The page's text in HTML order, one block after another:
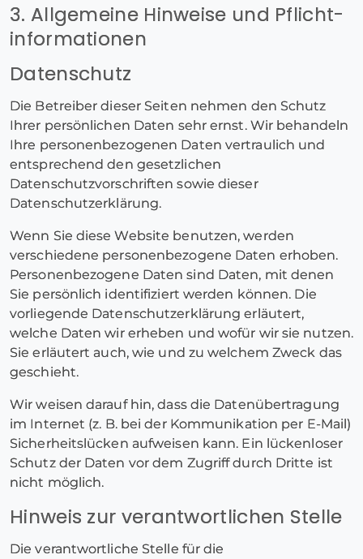
3. Allgemeine Hinweise und Pflicht­
informationen
Datenschutz
Die Betreiber dieser Seiten nehmen den Schutz
Ihrer persönlichen Daten sehr ernst. Wir behandeln
Ihre personenbezogenen Daten vertraulich und
entsprechend den gesetzlichen
Datenschutzvorschriften sowie dieser
Datenschutzerklärung.
Wenn Sie diese Website benutzen, werden
verschiedene personenbezogene Daten erhoben.
Personenbezogene Daten sind Daten, mit denen
Sie persönlich identifiziert werden können. Die
vorliegende Datenschutzerklärung erläutert,
welche Daten wir erheben und wofür wir sie nutzen.
Sie erläutert auch, wie und zu welchem Zweck das
geschieht.
Wir weisen darauf hin, dass die Datenübertragung
im Internet (z. B. bei der Kommunikation per E-Mail)
Sicherheitslücken aufweisen kann. Ein lückenloser
Schutz der Daten vor dem Zugriff durch Dritte ist
nicht möglich.
Hinweis zur verantwortlichen Stelle
Die verantwortliche Stelle für die